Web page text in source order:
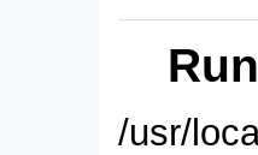
/usr/